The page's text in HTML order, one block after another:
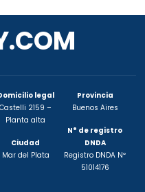
legal
Castelli 2159 –
Planta alta
Ciudad
Mar del Plata
Provincia
Buenos Aires
N° de registro
DNDA
Registro DNDA Nº
51014176